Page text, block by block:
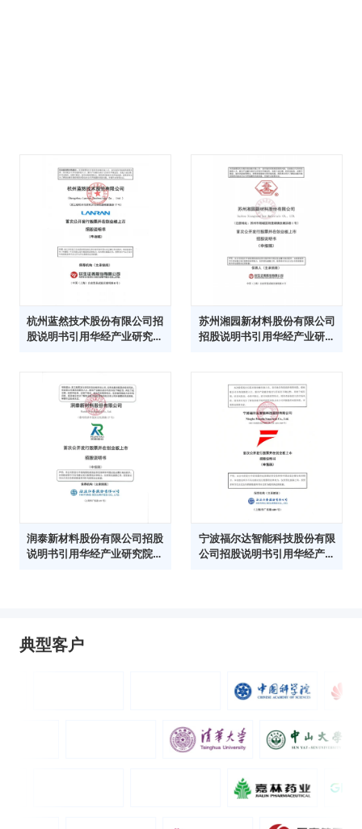
杭州蓝然技术股份有限公司招
股说明书引用华经产业研究院
苏州湘园新材料股份有限公司
招股说明书引用华经产业研究
润泰新材料股份有限公司招股
说明书引用华经产业研究院数
宁波福尔达智能科技股份有限
公司招股说明书引用华经产业
典型客户